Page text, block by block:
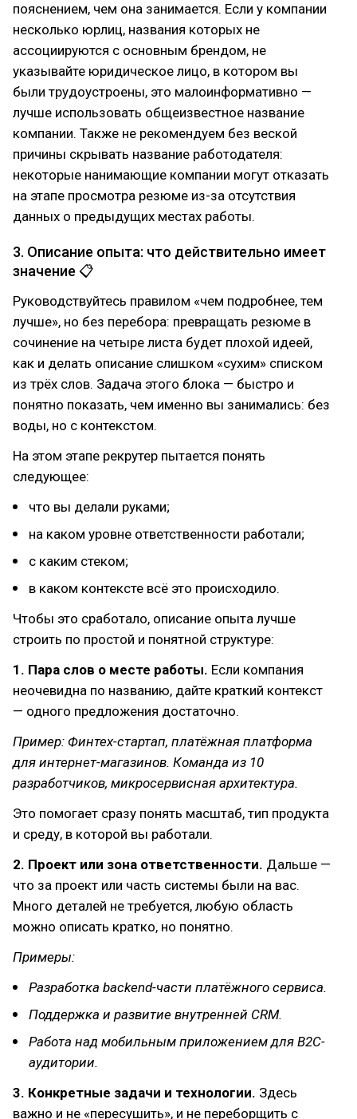
пояснением, чем она занимается. Если у компании
несколько юрлиц, названия которых не
ассоциируются с основным брендом, не
указывайте юридическое лицо, в котором вы
были трудоустроены, это малоинформативно —
лучше использовать общеизвестное название
компании. Также не рекомендуем без веской
причины скрывать название работодателя:
некоторые нанимающие компании могут отказать
на этапе просмотра резюме из-за отсутствия
данных о предыдущих местах работы.
3. Описание опыта: что действительно имеет
значение 📋
Руководствуйтесь правилом «чем подробнее, тем
лучше», но без перебора: превращать резюме в
сочинение на четыре листа будет плохой идеей,
как и делать описание слишком «сухим» списком
из трёх слов. Задача этого блока — быстро и
понятно показать, чем именно вы занимались: без
воды, но с контекстом.
На этом этапе рекрутер пытается понять
следующее:
что вы делали руками;
на каком уровне ответственности работали;
с каким стеком;
в каком контексте всё это происходило.
Чтобы это сработало, описание опыта лучше
строить по простой и понятной структуре:
1. Пара слов о месте работы. Если компания
неочевидна по названию, дайте краткий контекст
— одного предложения достаточно.
Пример: Финтех-стартап, платёжная платформа
для интернет-магазинов. Команда из 10
разработчиков, микросервисная архитектура.
Это помогает сразу понять масштаб, тип продукта
и среду, в которой вы работали.
2. Проект или зона ответственности. Дальше —
что за проект или часть системы были на вас.
Много деталей не требуется, любую область
можно описать кратко, но понятно.
Примеры:
Разработка backend-части платёжного сервиса.
Поддержка и развитие внутренней CRM.
Работа над мобильным приложением для B2C-
аудитории.
3. Конкретные задачи и технологии. Здесь
важно и не «пересушить», и не переборщить с